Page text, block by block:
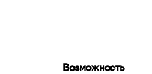
Возможность